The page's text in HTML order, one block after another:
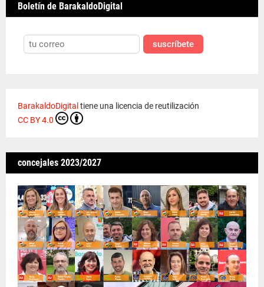
Boletín de BarakaldoDigital
suscríbete
BarakaldoDigital tiene una licencia de reutilización
CC BY 4.0
concejales 2023/2027